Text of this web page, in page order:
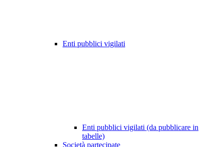
Enti pubblici vigilati
Enti pubblici vigilati (da pubblicare in
tabelle)
Società partecipate